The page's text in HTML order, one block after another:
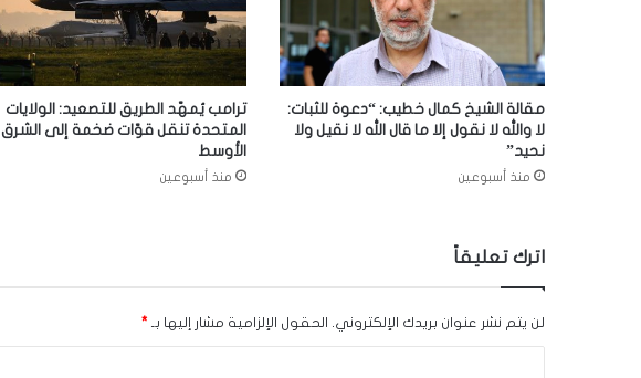
مقالة الشيخ كمال خطيب: “دعوة للثبات:
لا والله لا نقول إلا ما قال الله لا نقيل ولا
نحيد”
منذ أسبوعين
ترامب يُمهّد الطريق للتصعيد: الولايات
المتحدة تنقل قوّات ضخمة إلى الشرق
الأوسط
منذ أسبوعين
اترك تعليقاً
لن يتم نشر عنوان بريدك الإلكتروني. الحقول الإلزامية مشار إليها بـ *